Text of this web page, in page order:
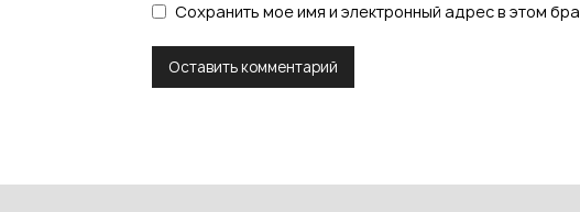
Сохранить мое имя и электронный адрес в этом